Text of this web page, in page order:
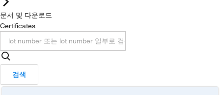
문서 및 다운로드
Certificates
검색